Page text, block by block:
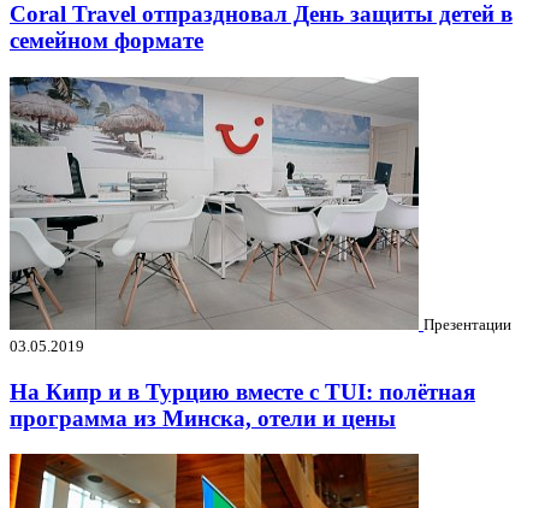
Coral Travel отпраздновал День защиты детей в
семейном формате
Презентации
03.05.2019
На Кипр и в Турцию вместе с TUI: полётная
программа из Минска, отели и цены